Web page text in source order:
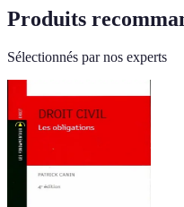
Produits
Sélectionnés par nos experts